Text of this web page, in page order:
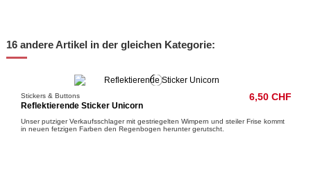
16 andere Artikel in der gleichen Kategorie:
Stickers & Buttons
Reflektierende Sticker Unicorn
6,50 CHF
Unser putziger Verkaufsschlager mit gestriegelten Wimpern und steiler Frise kommt
in neuen fetzigen Farben den Regenbogen herunter gerutscht.